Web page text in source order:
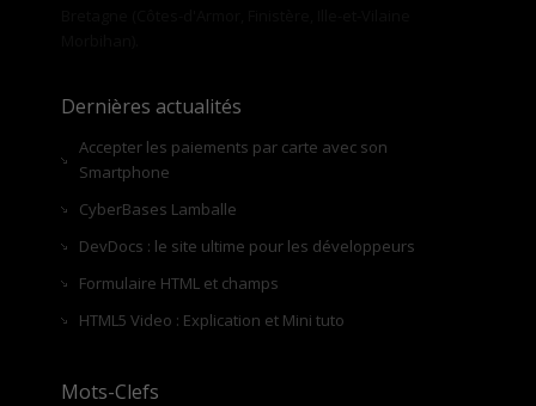
Dernières actualités
Accepter les paiements par carte avec son
Smartphone
CyberBases Lamballe
DevDocs : le site ultime pour les développeurs
Formulaire HTML et champs
HTML5 Video : Explication et Mini tuto
Mots-Clefs